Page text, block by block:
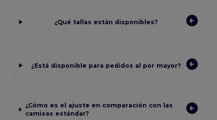
¿Qué tallas están disponibles?
¿Está disponible para pedidos al por mayor?
¿Cómo es el ajuste en comparación con las
camisas estándar?